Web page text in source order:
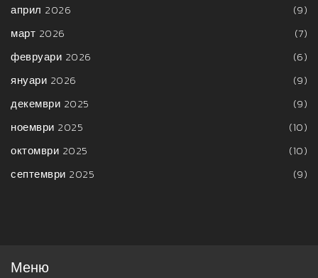
април 2026
(9)
март 2026
(7)
февруари 2026
(6)
януари 2026
(9)
декември 2025
(9)
ноември 2025
(10)
октомври 2025
(10)
септември 2025
(9)
Меню